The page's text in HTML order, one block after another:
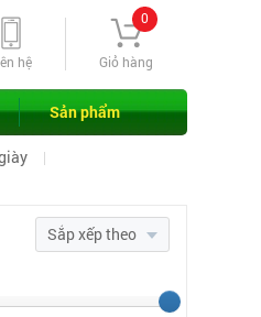
Giỏ hàng
0
hệ
Sản phẩm
Sắp xếp theo